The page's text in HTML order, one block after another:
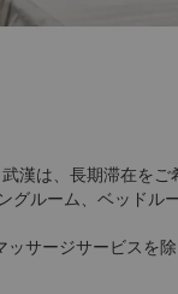
漢は、長期滞在を
ルーム、ベッド
サージサービスを